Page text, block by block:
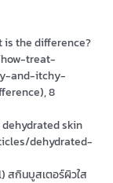
is the difference?
treat-
and-itchy-
8
dehydrated skin
dehydrated-
สกินบูสเตอร์ผิวใส